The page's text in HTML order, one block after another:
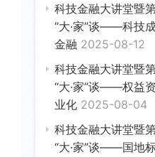
科技金融大讲堂暨
“大·家”谈——科技
金融 2025-08-12
科技金融大讲堂暨
“大·家”谈——权益
业化 2025-08-04
科技金融大讲堂暨
“大·家”谈——国地